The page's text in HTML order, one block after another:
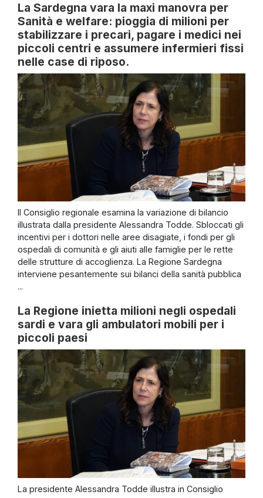
La Sardegna vara la maxi manovra per
Sanità e welfare: pioggia di milioni per
stabilizzare i precari, pagare i medici nei
piccoli centri e assumere infermieri fissi
nelle case di riposo.
Il Consiglio regionale esamina la variazione di bilancio
illustrata dalla presidente Alessandra Todde. Sbloccati gli
incentivi per i dottori nelle aree disagiate, i fondi per gli
ospedali di comunità e gli aiuti alle famiglie per le rette
delle strutture di accoglienza. La Regione Sardegna
interviene pesantemente sui bilanci della sanità pubblica
...
La Regione inietta milioni negli ospedali
sardi e vara gli ambulatori mobili per i
piccoli paesi
La presidente Alessandra Todde illustra in Consiglio